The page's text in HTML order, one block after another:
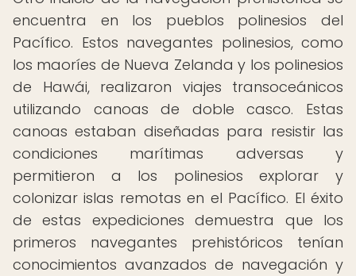
encuentra en los pueblos polinesios del
Pacífico. Estos navegantes polinesios, como
los maoríes de Nueva Zelanda y los polinesios
de Hawái, realizaron viajes transoceánicos
utilizando canoas de doble casco. Estas
canoas estaban diseñadas para resistir las
condiciones marítimas adversas y
permitieron a los polinesios explorar y
colonizar islas remotas en el Pacífico. El éxito
de estas expediciones demuestra que los
primeros navegantes prehistóricos tenían
conocimientos avanzados de navegación y